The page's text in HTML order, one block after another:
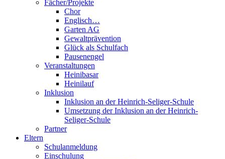
Fächer/Projekte
Chor
Englisch…
Garten AG
Gewaltprävention
Glück als Schulfach
Pausenengel
Veranstaltungen
Heinibasar
Heinilauf
Inklusion
Inklusion an der Heinrich-Seliger-Schule
Umsetzung der Inklusion an der Heinrich-
Seliger-Schule
Partner
Eltern
Schulanmeldung
Einschulung